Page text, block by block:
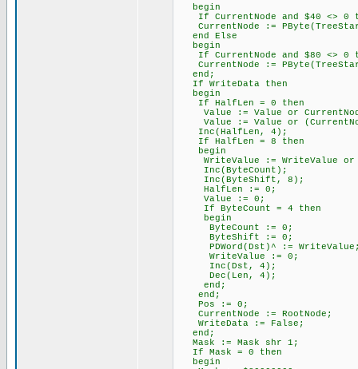
begin
If CurrentNode and $40 <> 0
CurrentNode :=
end Else
begin
If CurrentNode and $80 <> 0
CurrentNode :=
end;
If WriteData then
begin
If HalfLen = 0 then
Value := Value or
Value := Value or
Inc(HalfLen, 4);
If HalfLen = 8 then
begin
WriteValue := WriteValue or
Inc(ByteCount);
Inc(ByteShift, 8);
HalfLen := 0;
Value := 0;
If ByteCount = 4 then
begin
ByteCount := 0;
ByteShift := 0;
PDWord(Dst)^ :=
WriteValue := 0;
Inc(Dst, 4);
Dec(Len, 4);
end;
end;
Pos := 0;
CurrentNode := RootNode;
WriteData := False;
end;
Mask := Mask shr 1;
If Mask = 0 then
begin